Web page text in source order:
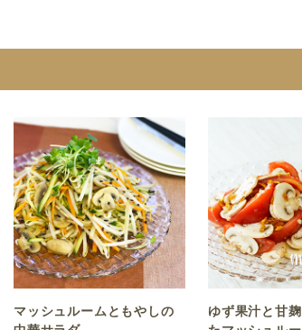
マッシュルームともやしの
ゆず果汁と甘